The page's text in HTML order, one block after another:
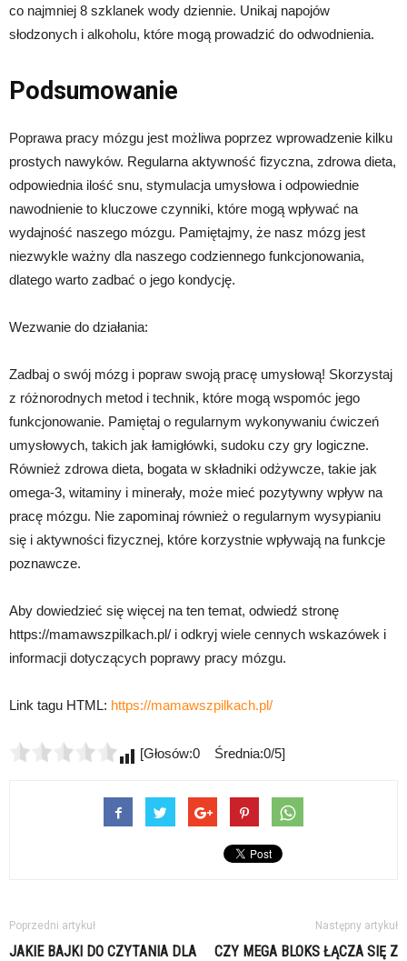
co najmniej 8 szklanek wody dziennie. Unikaj napojów
słodzonych i alkoholu, które mogą prowadzić do odwodnienia.
Podsumowanie
Poprawa pracy mózgu jest możliwa poprzez wprowadzenie kilku
prostych nawyków. Regularna aktywność fizyczna, zdrowa dieta,
odpowiednia ilość snu, stymulacja umysłowa i odpowiednie
nawodnienie to kluczowe czynniki, które mogą wpływać na
wydajność naszego mózgu. Pamiętajmy, że nasz mózg jest
niezwykle ważny dla naszego codziennego funkcjonowania,
dlatego warto zadbać o jego kondycję.
Wezwanie do działania:
Zadbaj o swój mózg i popraw swoją pracę umysłową! Skorzystaj
z różnorodnych metod i technik, które mogą wspomóc jego
funkcjonowanie. Pamiętaj o regularnym wykonywaniu ćwiczeń
umysłowych, takich jak łamigłówki, sudoku czy gry logiczne.
Również zdrowa dieta, bogata w składniki odżywcze, takie jak
omega-3, witaminy i minerały, może mieć pozytywny wpływ na
pracę mózgu. Nie zapominaj również o regularnym wysypianiu
się i aktywności fizycznej, które korzystnie wpływają na funkcje
poznawcze.
Aby dowiedzieć się więcej na ten temat, odwiedź stronę
https://mamawszpilkach.pl/ i odkryj wiele cennych wskazówek i
informacji dotyczących poprawy pracy mózgu.
Link tagu HTML: https://mamawszpilkach.pl/
[Głosów:0 Średnia:0/5]
Poprzedni artykuł
JAKIE BAJKI DO CZYTANIA DLA
Następny artykuł
CZY MEGA BLOKS ŁĄCZA SIĘ Z